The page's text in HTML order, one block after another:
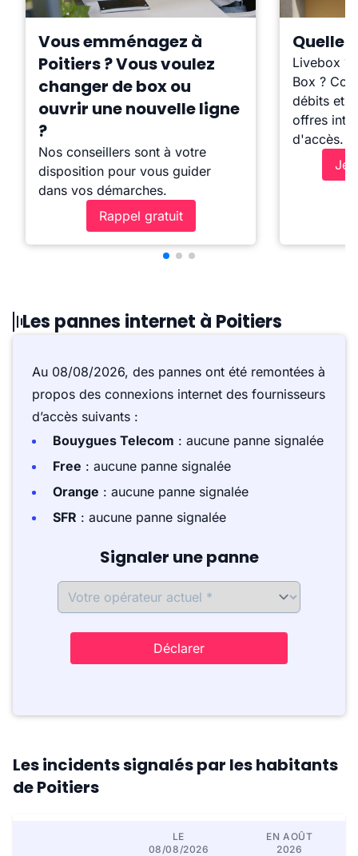
Vous emménagez à
Poitiers ? Vous voulez
changer de box ou
ouvrir une nouvelle ligne
?
Nos conseillers sont à votre
disposition pour vous guider
dans vos démarches.
Rappel gratuit
Quelle
Livebox ?
Box ?
débits et
offres
d'accès.
Je
Les pannes internet à Poitiers
Au 08/08/2026, des pannes ont été remontées à
propos des connexions internet des fournisseurs
d’accès suivants :
Bouygues Telecom : aucune panne signalée
Free : aucune panne signalée
Orange : aucune panne signalée
SFR : aucune panne signalée
Signaler une panne
Déclarer
Les incidents signalés par les habitants
de Poitiers
LE
08/08/2026
EN AOÛT
2026